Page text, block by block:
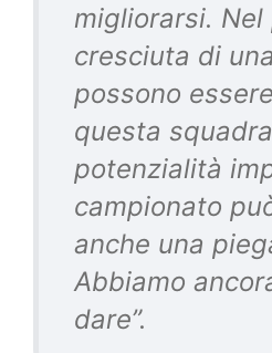
migliorarsi.
cresciuta di
possono
questa
potenzialità
campionato
anche una
Abbiamo
dare”.